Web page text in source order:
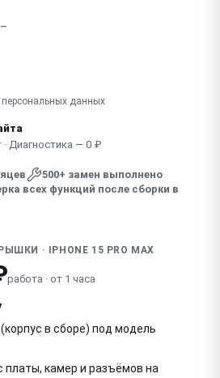
персональных данных
Диагностика — 0 ₽
500+ замен выполнено
всех функций после сборки в
· IPHONE 15 PRO MAX
работа · от 1 часа
в сборе) под модель
платы, камер и разъёмов на